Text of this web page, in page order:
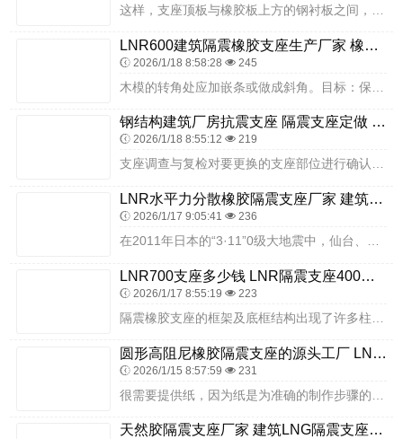
LNR600建筑隔震橡胶支座生产厂家 橡胶支座LNR 隔震层支座生产厂家
2026/1/18 8:58:28 245
钢结构建筑厂房抗震支座 隔震支座定做 建筑隔震支座LNR800
2026/1/18 8:55:12 219
支座调查与复检对要更换的支座部位进行确认和检查，现场记录支座位置、编号、病害情况，并拍照记录，照片应拍摄完整的施工工序即原状、更换过程及更换完成情况，妥善保存检...
LNR水平力分散橡胶隔震支座厂家 建筑摩擦摆减隔震支座生产厂家 摩擦摆隔振支座生产厂家
2026/1/17 9:05:41 236
LNR700支座多少钱 LNR隔震支座400源头工厂 HDR700高阻尼橡胶隔震支座源头工厂
2026/1/17 8:55:19 223
圆形高阻尼橡胶隔震支座的源头工厂 LNR橡胶隔震支座400(II型) 橡胶隔震垫支座多少钱
2026/1/15 8:57:59 231
天然胶隔震支座厂家 建筑LNG隔震支座生产厂家 HDR1300橡胶支座